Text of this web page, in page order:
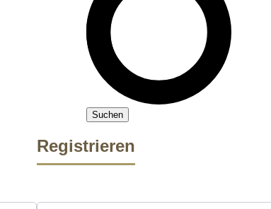
Suchen
Registrieren